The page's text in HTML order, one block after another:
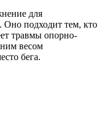
для
Оно подходит тем, кто
травмы опорно-
весом
бега.